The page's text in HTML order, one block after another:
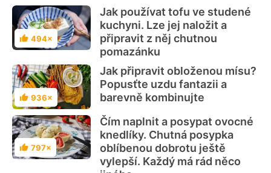
Hodnocení
494×
Jak používat tofu ve studené
kuchyni. Lze jej naložit a
připravit z něj chutnou
pomazánku
Hodnocení
936×
Jak připravit obloženou mísu?
Popusťte uzdu fantazii a
barevně kombinujte
Hodnocení
797×
Čím naplnit a posypat ovocné
knedlíky. Chutná posypka
oblíbenou dobrotu ještě
vylepší. Každý má rád něco